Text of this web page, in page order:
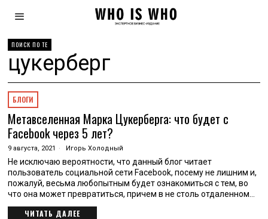
ПОИСК ПО ТЕ
цукерберг
БЛОГИ
Метавселенная Марка Цукерберга: что будет с
Facebook через 5 лет?
9 августа, 2021 Игорь Холодный
Не исключаю вероятности, что данный блог читает
пользователь социальной сети Facebook, посему не лишним и,
пожалуй, весьма любопытным будет ознакомиться с тем, во
что она может превратиться, причем в не столь отдаленном…
ЧИТАТЬ ДАЛЕЕ